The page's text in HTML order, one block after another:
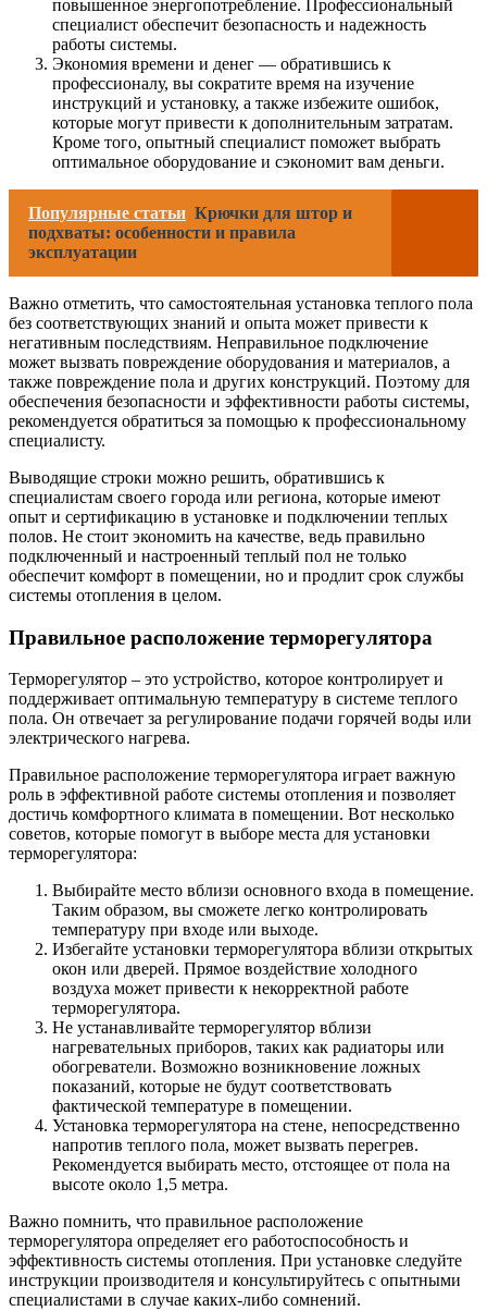
повышенное энергопотребление. Профессиональный
специалист обеспечит безопасность и надежность
работы системы.
Экономия времени и денег — обратившись к
профессионалу, вы сократите время на изучение
инструкций и установку, а также избежите ошибок,
которые могут привести к дополнительным затратам.
Кроме того, опытный специалист поможет выбрать
оптимальное оборудование и сэкономит вам деньги.
Популярные статьи Крючки для штор и
подхваты: особенности и правила
эксплуатации
Важно отметить, что самостоятельная установка теплого пола
без соответствующих знаний и опыта может привести к
негативным последствиям. Неправильное подключение
может вызвать повреждение оборудования и материалов, а
также повреждение пола и других конструкций. Поэтому для
обеспечения безопасности и эффективности работы системы,
рекомендуется обратиться за помощью к профессиональному
специалисту.
Выводящие строки можно решить, обратившись к
специалистам своего города или региона, которые имеют
опыт и сертификацию в установке и подключении теплых
полов. Не стоит экономить на качестве, ведь правильно
подключенный и настроенный теплый пол не только
обеспечит комфорт в помещении, но и продлит срок службы
системы отопления в целом.
Правильное расположение терморегулятора
Терморегулятор – это устройство, которое контролирует и
поддерживает оптимальную температуру в системе теплого
пола. Он отвечает за регулирование подачи горячей воды или
электрического нагрева.
Правильное расположение терморегулятора играет важную
роль в эффективной работе системы отопления и позволяет
достичь комфортного климата в помещении. Вот несколько
советов, которые помогут в выборе места для установки
терморегулятора:
Выбирайте место вблизи основного входа в помещение.
Таким образом, вы сможете легко контролировать
температуру при входе или выходе.
Избегайте установки терморегулятора вблизи открытых
окон или дверей. Прямое воздействие холодного
воздуха может привести к некорректной работе
терморегулятора.
Не устанавливайте терморегулятор вблизи
нагревательных приборов, таких как радиаторы или
обогреватели. Возможно возникновение ложных
показаний, которые не будут соответствовать
фактической температуре в помещении.
Установка терморегулятора на стене, непосредственно
напротив теплого пола, может вызвать перегрев.
Рекомендуется выбирать место, отстоящее от пола на
высоте около 1,5 метра.
Важно помнить, что правильное расположение
терморегулятора определяет его работоспособность и
эффективность системы отопления. При установке следуйте
инструкции производителя и консультируйтесь с опытными
специалистами в случае каких-либо сомнений.